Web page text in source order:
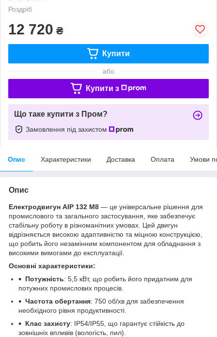
Роздріб
12 720 ₴
Купити
або
Купити з
Що таке купити з Пром?
Замовлення під захистом
Опис Характеристики Доставка Оплата Умови
Опис
Електродвигун АІР 132 М8 — це універсальне рішення для
промислового та загального застосування, яке забезпечує
стабільну роботу в різноманітних умовах. Цей двигун
відрізняється високою адаптивністю та міцною конструкцією,
що робить його незамінним компонентом для обладнання з
високими вимогами до експлуатації.
Основні характеристики:
Потужність: 5,5 кВт, що робить його придатним для
потужних промислових процесів.
Частота обертання: 750 об/хв для забезпечення
необхідного рівня продуктивності.
Клас захисту: IP54/IP55, що гарантує стійкість до
зовнішніх впливів (вологість, пил).